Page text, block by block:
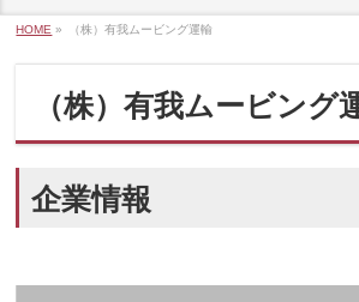
HOME » （株）有我ムービング運輸
（株）有我ムービング
企業情報